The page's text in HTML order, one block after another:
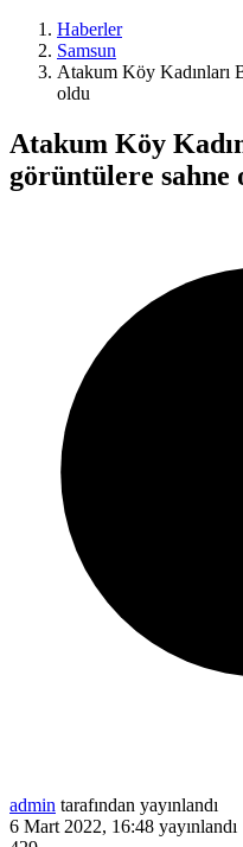
Haberler
Samsun
Atakum Köy Kadınları
oldu
Atakum Köy
görüntülere sahne
admin tarafından yayınlandı
6 Mart 2022, 16:48 yayınlandı